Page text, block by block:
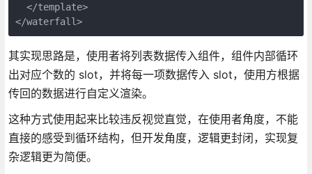
  </template>
</waterfall>
其实现思路是，使用者将列表数据传入组件，组件内部循环
出对应个数的 slot，并将每一项数据传入 slot，使用方根据
传回的数据进行自定义渲染。
这种方式使用起来比较违反视觉直觉，在使用者角度，不能
直接的感受到循环结构，但开发角度，逻辑更封闭，实现复
杂逻辑更为简便。